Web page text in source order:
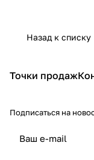
Назад к списку
Точки продаж
Подписаться на